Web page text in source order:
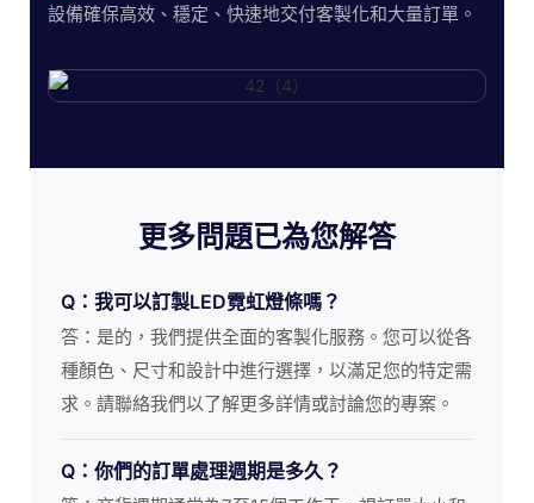
設備確保高效、穩定、快速地交付客製化和大量訂單。
更多問題已為您解答
Q：我可以訂製LED霓虹燈條嗎？
答：是的，我們提供全面的客製化服務。您可以從各
種顏色、尺寸和設計中進行選擇，以滿足您的特定需
求。請聯絡我們以了解更多詳情或討論您的專案。
Q：你們的訂單處理週期是多久？